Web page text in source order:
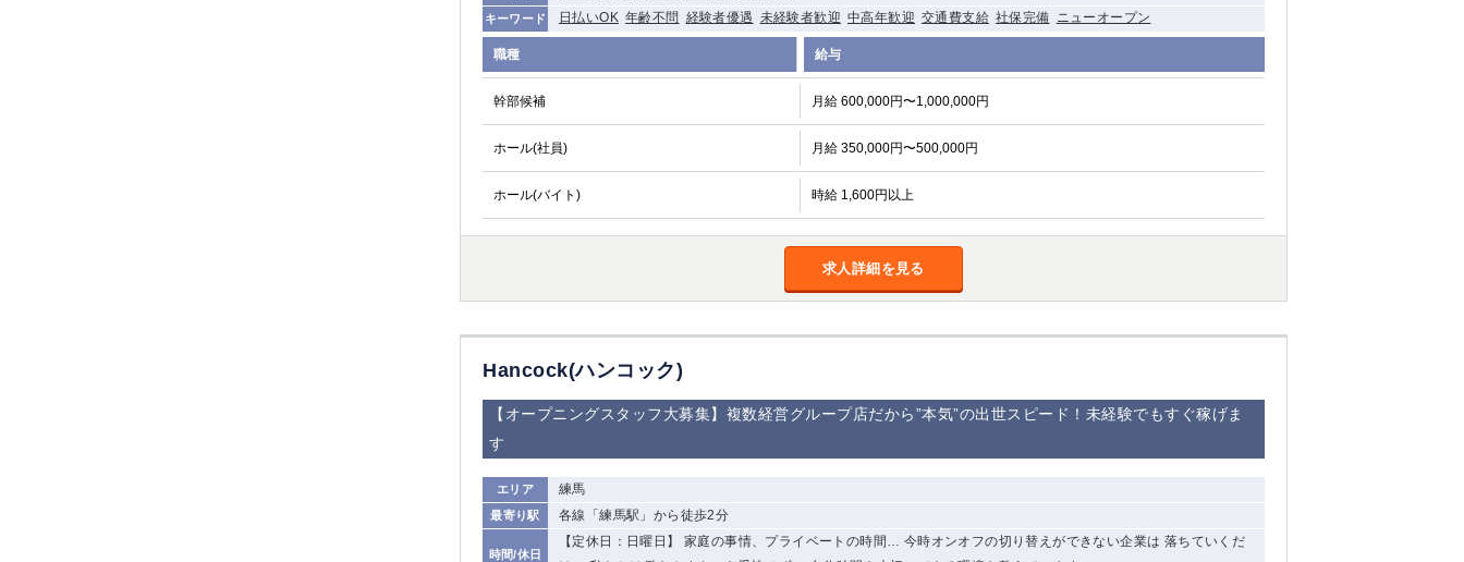
キーワード 日払いOK 年齢不問 経験者優遇 未経験者歓迎 中高年歓迎 交通費支給 社保完備 ニューオープン
職種 給与
幹部候補 月給 600,000円〜1,000,000円
ホール(社員) 月給 350,000円〜500,000円
ホール(バイト) 時給 1,600円以上
求人詳細を見る
Hancock(ハンコック)
【オープニングスタッフ大募集】複数経営グループ店だから”本気”の出世スピード！未経験でもすぐ稼げま
す
エリア 練馬
最寄り駅 各線「練馬駅」から徒歩2分
時間/休日
【定休日：日曜日】 家庭の事情、プライベートの時間… 今時オンオフの切り替えができない企業は 落ちていくだ